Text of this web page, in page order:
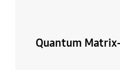
Quantum